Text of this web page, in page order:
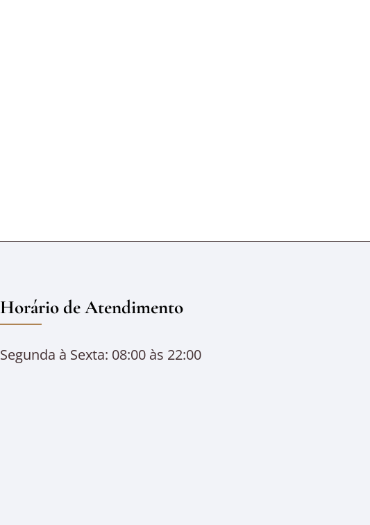
Horário de Atendimento
Segunda à Sexta: 08:00 às 22:00